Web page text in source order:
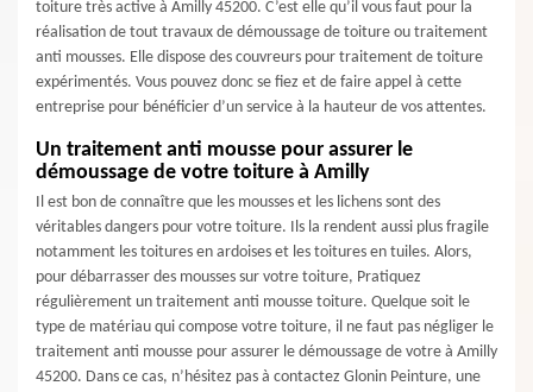
toiture très active à Amilly 45200. C’est elle qu’il vous faut pour la
réalisation de tout travaux de démoussage de toiture ou traitement
anti mousses. Elle dispose des couvreurs pour traitement de toiture
expérimentés. Vous pouvez donc se fiez et de faire appel à cette
entreprise pour bénéficier d’un service à la hauteur de vos attentes.
Un traitement anti mousse pour assurer le
démoussage de votre toiture à Amilly
Il est bon de connaître que les mousses et les lichens sont des
véritables dangers pour votre toiture. Ils la rendent aussi plus fragile
notamment les toitures en ardoises et les toitures en tuiles. Alors,
pour débarrasser des mousses sur votre toiture, Pratiquez
régulièrement un traitement anti mousse toiture. Quelque soit le
type de matériau qui compose votre toiture, il ne faut pas négliger le
traitement anti mousse pour assurer le démoussage de votre à Amilly
45200. Dans ce cas, n’hésitez pas à contactez Glonin Peinture, une